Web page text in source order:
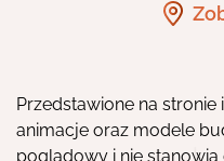
Przedstawione na
animacje oraz modele
poglądowy i nie stanowią